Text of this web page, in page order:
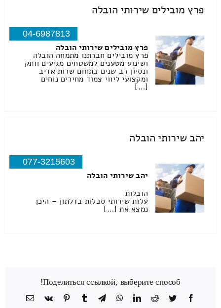
פרץ מובילים שירותי הובלה
04-6987813
פרץ מובילים שירותי הובלה
פרץ מובילים חברתנו מתמחה הובלה
ושינוע מטענים למשטחים מגיעים וותק
ונסיון רב שנים בתחום שרות אדיב
ומקצועי ליווי צמוד מחירים נוחים
[…]
יהב שירותי הובלה
077-3215603
יהב שירותי הובלה
הובלות
עלות שירותי סבלות בדלתון – היכן
נמצא את […]
Поделиться ссылкой, выберите способ!
Facebook
Twitter
Reddit
LinkedIn
WhatsApp
Telegram
Tumblr
Pinterest
Vk
כתובת